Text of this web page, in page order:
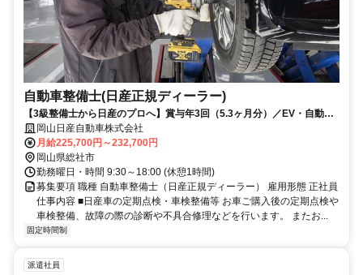
自動車整備士(日産正規ディーラー)
【3級整備士から日産のプロへ】賞与年3回（5.3ヶ月分）／EV・自動運
転など最先端技術に触れる環境
岡山日産自動車株式会社
月給225,700円～232,700円
岡山県総社市
勤務曜日・時間 9:30～18:00 (休憩1時間)
募集要項 職種 自動車整備士（日産正規ディーラー） 雇用形態 正社員
仕事内容 ■日産車の定期点検・車検整備等 お車ご購入後の定期点検や
車検整備、故障の際の診断や不具合修理などを行います。 またお...
固定時間制
派遣社員